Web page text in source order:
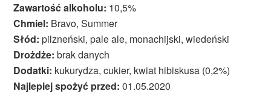
Zawartość alkoholu: 10,5%
Chmiel: Bravo, Summer
Słód: pilzneński, pale ale, monachijski, wiedeński
Drożdże: brak danych
Dodatki: kukurydza, cukier, kwiat hibiskusa (0,2%)
Najlepiej spożyć przed: 01.05.2020